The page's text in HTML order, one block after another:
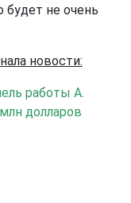
будет не очень
новости:
работы А.
долларов